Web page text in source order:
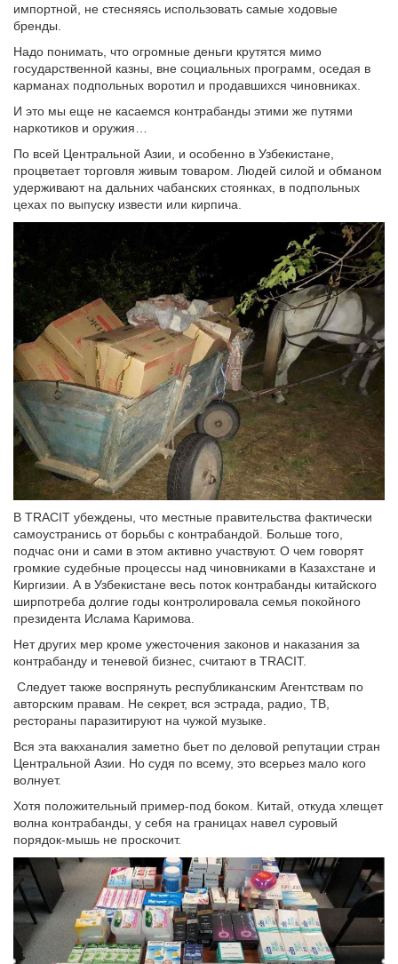
импортной, не стесняясь использовать самые ходовые
бренды.
Надо понимать, что огромные деньги крутятся мимо
государственной казны, вне социальных программ, оседая в
карманах подпольных воротил и продавшихся чиновниках.
И это мы еще не касаемся контрабанды этими же путями
наркотиков и оружия…
По всей Центральной Азии, и особенно в Узбекистане,
процветает торговля живым товаром. Людей силой и обманом
удерживают на дальних чабанских стоянках, в подпольных
цехах по выпуску извести или кирпича.
В TRACIT убеждены, что местные правительства фактически
самоустранись от борьбы с контрабандой. Больше того,
подчас они и сами в этом активно участвуют. О чем говорят
громкие судебные процессы над чиновниками в Казахстане и
Киргизии. А в Узбекистане весь поток контрабанды китайского
ширпотреба долгие годы контролировала семья покойного
президента Ислама Каримова.
Нет других мер кроме ужесточения законов и наказания за
контрабанду и теневой бизнес, считают в TRACIT.
Следует также воспрянуть республиканским Агентствам по
авторским правам. Не секрет, вся эстрада, радио, ТВ,
рестораны паразитируют на чужой музыке.
Вся эта вакханалия заметно бьет по деловой репутации стран
Центральной Азии. Но судя по всему, это всерьез мало кого
волнует.
Хотя положительный пример-под боком. Китай, откуда хлещет
волна контрабанды, у себя на границах навел суровый
порядок-мышь не проскочит.